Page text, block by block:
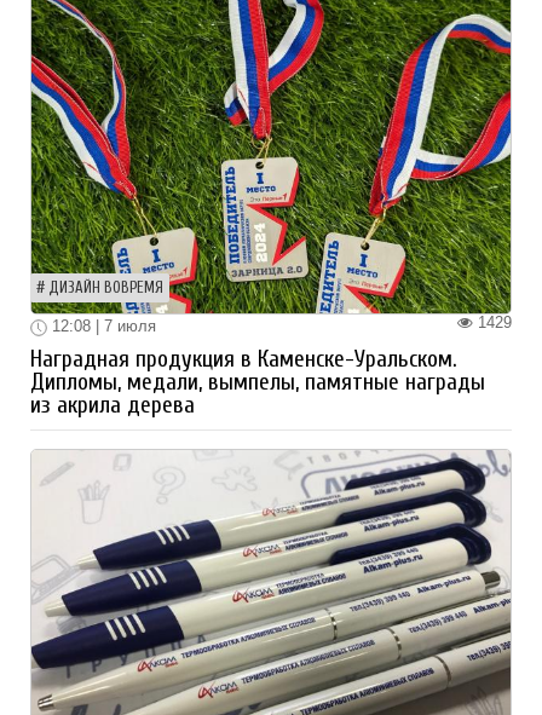
ДИЗАЙН ВОВРЕМЯ
1429
12:08 | 7 июля
Наградная продукция в Каменске-Уральском.
Дипломы, медали, вымпелы, памятные награды
из акрила дерева